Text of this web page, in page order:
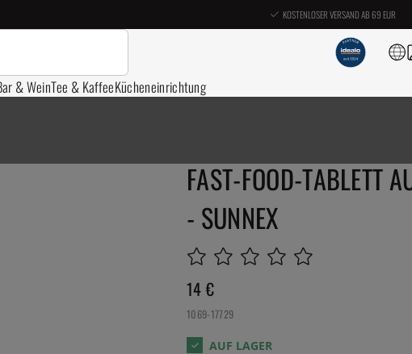
KOSTENLOSER VERSAND AB 69 EUR
& WeinTee & KaffeeKücheneinrichtung
FAST-FOOD-TABLETT
- SUNNEX
14 €
1069-17729